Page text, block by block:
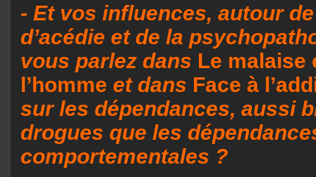
- Et vos influences, autour
d’acédie et de la
vous parlez dans Le malaise
l’homme et dans Face à
sur les dépendances, aussi
drogues que les
comportementales ?